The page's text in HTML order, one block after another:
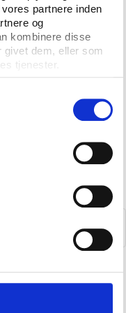
partnere inden
og
kombinere disse
givet dem, eller som
tjenester.
(26. januar 2023)